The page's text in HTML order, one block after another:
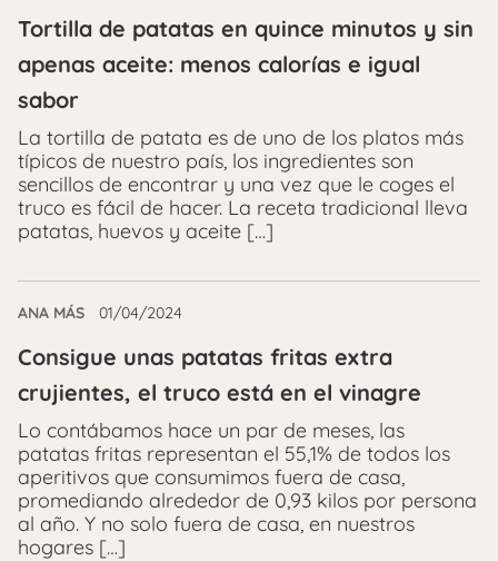
Tortilla de patatas en quince minutos y sin
apenas aceite: menos calorías e igual
sabor
La tortilla de patata es de uno de los platos más
típicos de nuestro país, los ingredientes son
sencillos de encontrar y una vez que le coges el
truco es fácil de hacer. La receta tradicional lleva
patatas, huevos y aceite […]
ANA MÁS 01/04/2024
Consigue unas patatas fritas extra
crujientes, el truco está en el vinagre
Lo contábamos hace un par de meses, las
patatas fritas representan el 55,1% de todos los
aperitivos que consumimos fuera de casa,
promediando alrededor de 0,93 kilos por persona
al año. Y no solo fuera de casa, en nuestros
hogares […]